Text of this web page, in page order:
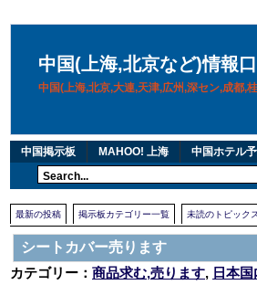
中国(上海,北京など)情報
中国(上海,北京,大連,天津,広州,深セン,成都,
中国掲示板 MAHOO! 上海 中国ホテル
最新の投稿 掲示板カテゴリー一覧 未読のトピックス
シートカバー売ります
カテゴリー： 商品求む,売ります, 日本国